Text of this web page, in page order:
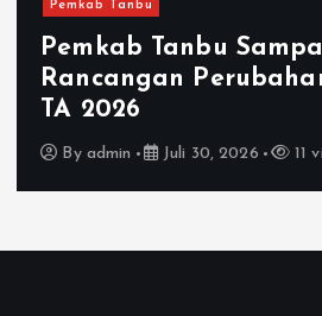
Pemkab Tanbu
MTQN Ke-19 Karang
Dibuka
By